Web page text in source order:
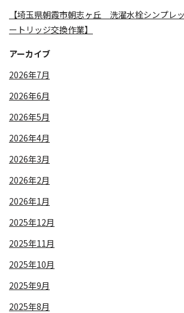
【埼玉県朝霞市朝志ヶ丘 洗濯水栓シンプレ
ートリッジ交換作業】
アーカイブ
2026年7月
2026年6月
2026年5月
2026年4月
2026年3月
2026年2月
2026年1月
2025年12月
2025年11月
2025年10月
2025年9月
2025年8月